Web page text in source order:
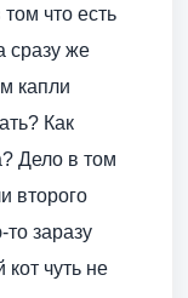
что есть
сразу же
капли
Как
Дело в том
второго
заразу
чуть не